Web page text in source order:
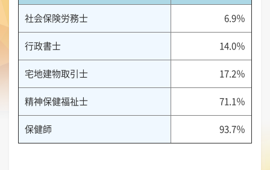
社会保険労務士
6.9％
行政書士 14.0％
宅地建物取引士 17.2％
精神保健福祉士 71.1％
保健師 93.7％